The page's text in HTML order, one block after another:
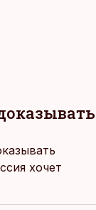
хочет